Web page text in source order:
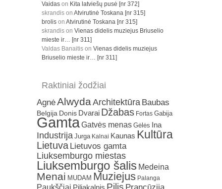
Vaidas on Kita latviešų pusė [nr 372]
skrandis on Atvirutinė Toskana [nr 315]
brolis on Atvirutinė Toskana [nr 315]
skrandis on Vienas didelis muziejus Briuselio
mieste ir… [nr 311]
Valdas Banaitis on Vienas didelis muziejus
Briuselio mieste ir… [nr 311]
Raktiniai žodžiai
AgnėAlwydaArchitektūra Baubas
Belgija Donis Dvarai Džabas Fortas Gabija
GamtaGatvės menas Gėlės Ina
Industrija Jurga Kalnai Kaunas Kultūra
Lietuva Lietuvos gamta
Liuksemburgo miestas
Liuksemburgo šalis Medeina
Menai MUDAM Muziejus Palanga
Pilis